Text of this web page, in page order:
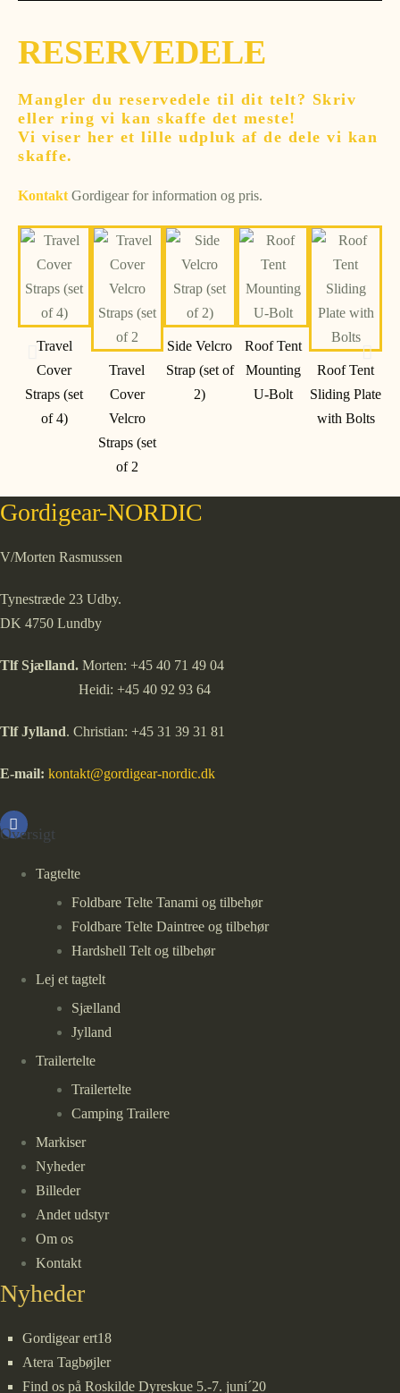
RESERVEDELE
Mangler du reservedele til dit telt? Skriv
eller ring vi kan skaffe det meste!
Vi viser her et lille udpluk af de dele vi kan
skaffe.
Kontakt Gordigear for information og pris.
Travel
Cover
Straps (set
of 4)
Travel
Cover
Velcro
Straps (set
of 2
Side Velcro
Strap (set of
2)
Roof Tent
Mounting
U-Bolt
Roof Tent
Sliding Plate
with Bolts
Gordigear-NORDIC
V/Morten Rasmussen
Tynestræde 23 Udby.
DK 4750 Lundby
Tlf Sjælland. Morten: +45 40 71 49 04
Heidi: +45 40 92 93 64
Tlf Jylland. Christian: +45 31 39 31 81
E-mail: kontakt@gordigear-nordic.dk
Oversigt
Tagtelte
Foldbare Telte Tanami og tilbehør
Foldbare Telte Daintree og tilbehør
Hardshell Telt og tilbehør
Lej et tagtelt
Sjælland
Jylland
Trailertelte
Trailertelte
Camping Trailere
Markiser
Nyheder
Billeder
Andet udstyr
Om os
Kontakt
Nyheder
Gordigear ert18
Atera Tagbøjler
Find os på Roskilde Dyreskue 5.-7. juni´20